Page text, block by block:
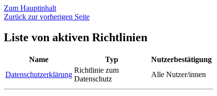
Zum Hauptinhalt
Zurück zur vorherigen Seite
Liste von aktiven Richtlinien
Name Typ
Nutzerbestätigung
Datenschutzerklärung
Richtlinie zum
Datenschutz
Alle Nutzer/innen